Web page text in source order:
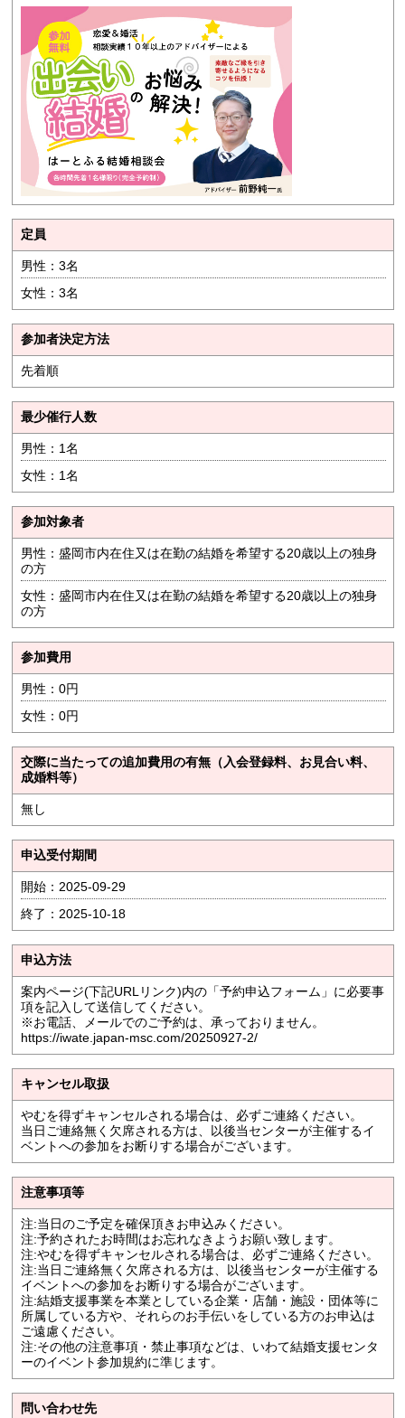
定員
男性：3名
女性：3名
参加者決定方法
先着順
最少催行人数
男性：1名
女性：1名
参加対象者
男性：盛岡市内在住又は在勤の結婚を希望する20歳以上の独身
の方
女性：盛岡市内在住又は在勤の結婚を希望する20歳以上の独身
の方
参加費用
男性：0円
女性：0円
交際に当たっての追加費用の有無（入会登録料、お見合い料、
成婚料等）
無し
申込受付期間
開始：2025-09-29
終了：2025-10-18
申込方法
案内ページ(下記URLリンク)内の「予約申込フォーム」に必要事
項を記入して送信してください。
※お電話、メールでのご予約は、承っておりません。
https://iwate.japan-msc.com/20250927-2/
キャンセル取扱
やむを得ずキャンセルされる場合は、必ずご連絡ください。
当日ご連絡無く欠席される方は、以後当センターが主催するイ
ベントへの参加をお断りする場合がございます。
注意事項等
注:当日のご予定を確保頂きお申込みください。
注:予約されたお時間はお忘れなきようお願い致します。
注:やむを得ずキャンセルされる場合は、必ずご連絡ください。
注:当日ご連絡無く欠席される方は、以後当センターが主催する
イベントへの参加をお断りする場合がございます。
注:結婚支援事業を本業としている企業・店舗・施設・団体等に
所属している方や、それらのお手伝いをしている方のお申込は
ご遠慮ください。
注:その他の注意事項・禁止事項などは、いわて結婚支援センタ
ーのイベント参加規約に準じます。
問い合わせ先